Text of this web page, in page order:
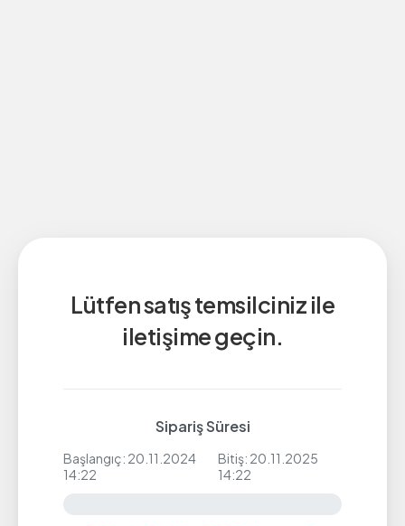
Lütfen satış temsilciniz ile
iletişime geçin.
Sipariş Süresi
Başlangıç: 20.11.2024
14:22
Bitiş: 20.11.2025
14:22